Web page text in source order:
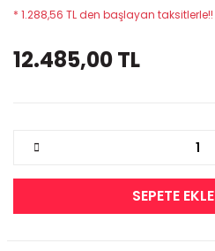
* 1.288,56 TL den başlayan taksitlerle!!
12.485,00 TL
SEPETE EKLE